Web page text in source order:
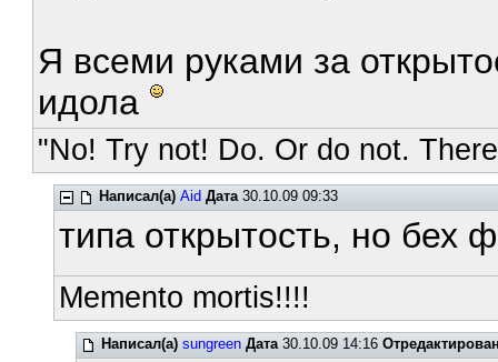
Я всеми руками за
идола
"No! Try not! Do. Or do not.
Написал(а) Aid Дата30.10.09 09:33
типа открытость, но бех
Memento mortis!!!!
Написал(а) sungreen Дата30.10.09 14:16